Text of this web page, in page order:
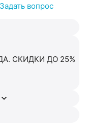
Задать вопрос
СКИДКИ ДО 25%